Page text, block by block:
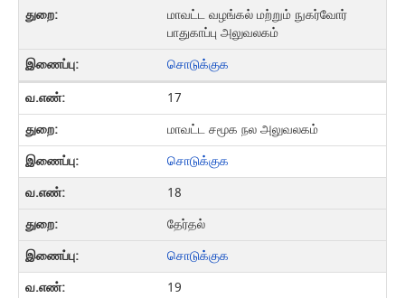
மாவட்ட வழங்கல் மற்றும் நுகர்வோர்
பாதுகாப்பு அலுவலகம்
சொடுக்குக
17
மாவட்ட சமூக நல அலுவலகம்
சொடுக்குக
18
தேர்தல்
சொடுக்குக
19